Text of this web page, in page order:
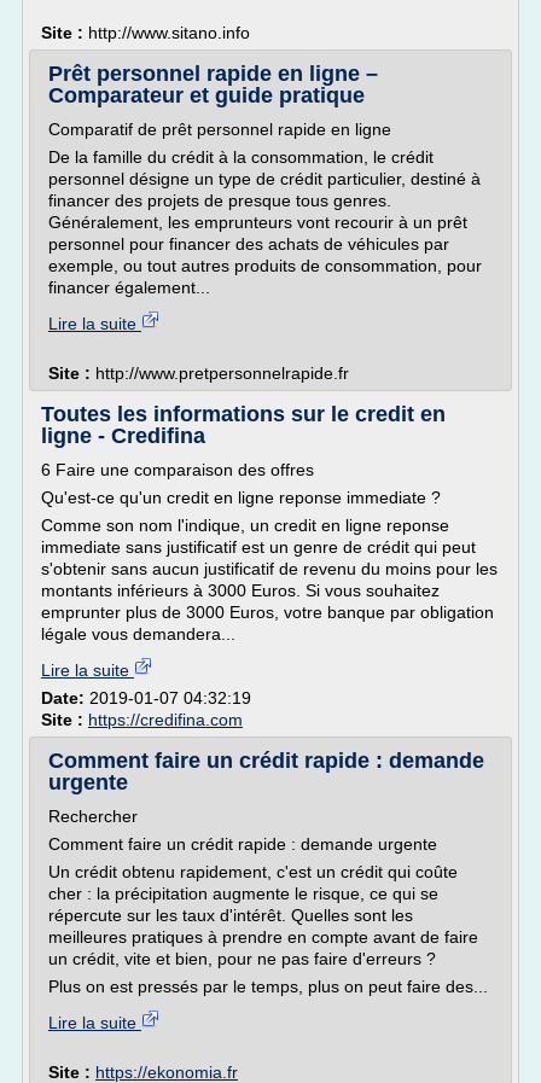
Site : http://www.sitano.info
Prêt personnel rapide en ligne –
Comparateur et guide pratique
Comparatif de prêt personnel rapide en ligne
De la famille du crédit à la consommation, le crédit
personnel désigne un type de crédit particulier, destiné à
financer des projets de presque tous genres.
Généralement, les emprunteurs vont recourir à un prêt
personnel pour financer des achats de véhicules par
exemple, ou tout autres produits de consommation, pour
financer également...
Lire la suite
Site : http://www.pretpersonnelrapide.fr
Toutes les informations sur le credit en
ligne - Credifina
6 Faire une comparaison des offres
Qu'est-ce qu'un credit en ligne reponse immediate ?
Comme son nom l'indique, un credit en ligne reponse
immediate sans justificatif est un genre de crédit qui peut
s'obtenir sans aucun justificatif de revenu du moins pour les
montants inférieurs à 3000 Euros. Si vous souhaitez
emprunter plus de 3000 Euros, votre banque par obligation
légale vous demandera...
Lire la suite
Date: 2019-01-07 04:32:19
Site : https://credifina.com
Comment faire un crédit rapide : demande
urgente
Rechercher
Comment faire un crédit rapide : demande urgente
Un crédit obtenu rapidement, c'est un crédit qui coûte
cher : la précipitation augmente le risque, ce qui se
répercute sur les taux d'intérêt. Quelles sont les
meilleures pratiques à prendre en compte avant de faire
un crédit, vite et bien, pour ne pas faire d'erreurs ?
Plus on est pressés par le temps, plus on peut faire des...
Lire la suite
Site : https://ekonomia.fr